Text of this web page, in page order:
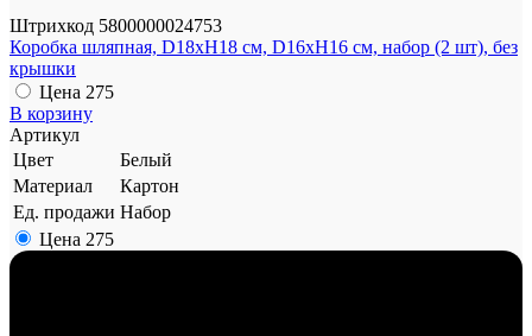
Штрихкод 5800000024753
Коробка шляпная, D18xH18 см, D16xH16 см, набор (2 шт), без
крышки
Цена 275
В корзину
Артикул
Цвет
Белый
Материал
Картон
Ед. продажи Набор
Цена 275